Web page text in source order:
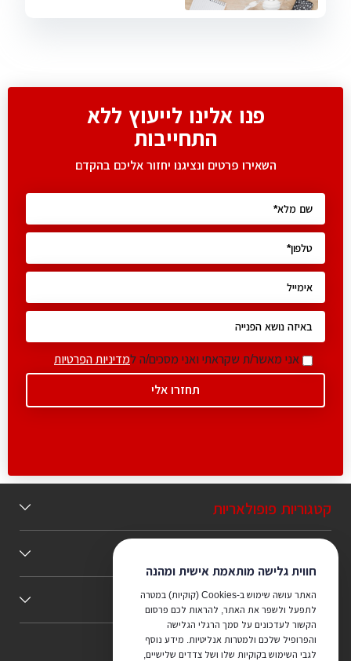
פנו אלינו לייעוץ ללא
התחייבות
השאירו פרטים ונציגנו יחזור אליכם בהקדם
אני מאשר/ת שקראתי ואני מסכים/ה למדיניות הפרטיות
חווית גלישה מותאמת אישית ומהנה
האתר עושה שימוש ב-Cookies (קוקיות) במטרה
לתפעל ולשפר את האתר, להראות לכם פרסום
הקשור לעדכונים על סמך הרגלי הגלישה
והפרופיל שלכם ולמטרות אנליטיות. מידע נוסף
לגבי השימוש בקוקיות שלו ושל צדדים שלישיים,
קטגוריות פופולאריות
כללי